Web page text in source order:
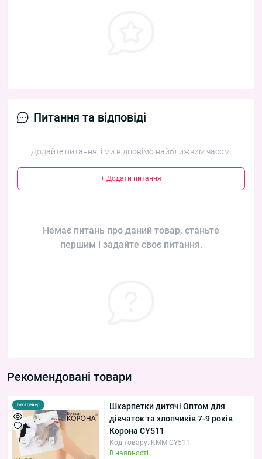
Питання та відповіді
Додайте питання, і ми відповімо найближчим часом.
+ Додати питання
Немає питань про даний товар, станьте
першим і задайте своє питання.
Рекомендовані товари
Бестселер
Шкарпетки дитячі Оптом для
дівчаток та хлопчиків 7-9 років
Корона CY511
Код товару: KMM CY511
В наявності